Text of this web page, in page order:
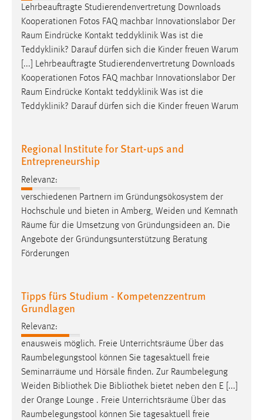
Lehrbeauftragte Studierendenvertretung Downloads
Kooperationen Fotos FAQ machbar Innovationslabor Der
Raum Eindrücke Kontakt teddyklinik Was ist die
Teddyklinik? Darauf dürfen sich die Kinder freuen Warum
[...] Lehrbeauftragte Studierendenvertretung Downloads
Kooperationen Fotos FAQ machbar Innovationslabor Der
Raum Eindrücke Kontakt teddyklinik Was ist die
Teddyklinik? Darauf dürfen sich die Kinder freuen Warum
Regional Institute for Start-ups and
Entrepreneurship
Relevanz:
verschiedenen Partnern im Gründungsökosystem der
Hochschule und bieten in Amberg, Weiden und Kemnath
Räume für die Umsetzung von Gründungsideen an. Die
Angebote der Gründungsunterstützung Beratung
Förderungen
Tipps fürs Studium - Kompetenzzentrum
Grundlagen
Relevanz:
enausweis möglich. Freie Unterrichtsräume Über das
Raumbelegungstool können Sie tagesaktuell freie
Seminarräume und Hörsäle finden. Zur Raumbelegung
Weiden Bibliothek Die Bibliothek bietet neben den E [...]
der Orange Lounge . Freie Unterrichtsräume Über das
Raumbelegungstool können Sie tagesaktuell freie